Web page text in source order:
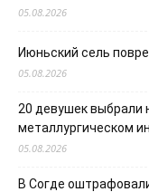
05.08.2026
Июньский сель
05.08.2026
20 девушек выбрали
металлургическом
05.08.2026
В Согде